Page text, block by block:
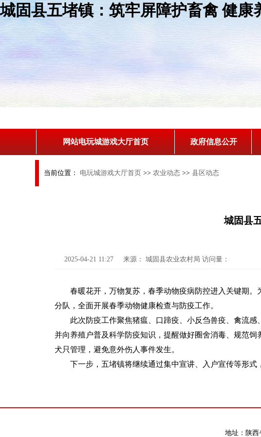
城固县五堵镇：筑牢屏障护畜禽 健
网站电玩城游戏大厅首页 政府信息公开
当前位置： 电玩城游戏大厅首页 >> 农业动态 >> 县区动态
城固县
2025-04-21 11:27 来源： 城固县农业农村局 访问量：
春暖花开，万物复苏，春季动物疫病防控进入关键期
分队，全面开展春季动物健康检查与防疫工作。
此次防疫工作聚焦猪瘟、口蹄疫、小反刍兽疫、禽流
并向养殖户普及科学防疫知识，提醒做好圈舍消毒、规范
犬只管理，避免意外伤人事件发生。
下一步，五堵镇将继续通过集中宣讲、入户宣传等形
地址：陕西